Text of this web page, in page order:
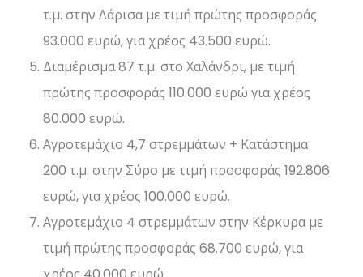
τ.μ. στην Λάρισα με τιμή πρώτης προσφοράς
93.000 ευρώ, για χρέος 43.500 ευρώ.
Διαμέρισμα 87 τ.μ. στο Χαλάνδρι, με τιμή
πρώτης προσφοράς 110.000 ευρώ για χρέος
80.000 ευρώ.
Αγροτεμάχιο 4,7 στρεμμάτων + Κατάστημα
200 τ.μ. στην Σύρο με τιμή προσφοράς 192.806
ευρώ, για χρέος 100.000 ευρώ.
Αγροτεμάχιο 4 στρεμμάτων στην Κέρκυρα με
τιμή πρώτης προσφοράς 68.700 ευρώ, για